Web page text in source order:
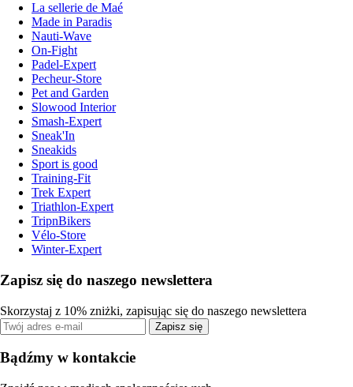
La sellerie de Maé
Made in Paradis
Nauti-Wave
On-Fight
Padel-Expert
Pecheur-Store
Pet and Garden
Slowood Interior
Smash-Expert
Sneak'In
Sneakids
Sport is good
Training-Fit
Trek Expert
Triathlon-Expert
TripnBikers
Vélo-Store
Winter-Expert
Zapisz się do naszego newslettera
Skorzystaj z 10% zniżki, zapisując się do naszego newslettera
Zapisz się
Bądźmy w kontakcie